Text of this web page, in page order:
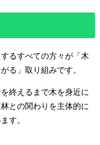
るすべての方々が「木
る」取り組みです。
終えるまで木を身近に
との関わりを主体的に
す。